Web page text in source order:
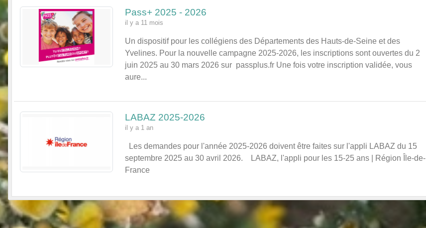
Pass+ 2025 - 2026
il y a 11 mois
Un dispositif pour les collégiens des Départements des Hauts-de-Seine et des
Yvelines. Pour la nouvelle campagne 2025-2026, les inscriptions sont ouvertes du 2
juin 2025 au 30 mars 2026 sur passplus.fr Une fois votre inscription validée, vous
aure...
LABAZ 2025-2026
il y a 1 an
Les demandes pour l'année 2025-2026 doivent être faites sur l'appli LABAZ du 15
septembre 2025 au 30 avril 2026. LABAZ, l'appli pour les 15-25 ans | Région Île-de-
France